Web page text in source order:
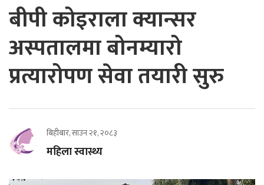
बीपी कोइराला क्यान्सर
अस्पतालमा बोनम्यारो
प्रत्यारोपण सेवा तयारी सुरु
बिहीबार, साउन २१, २०८३
महिला स्वास्थ्य